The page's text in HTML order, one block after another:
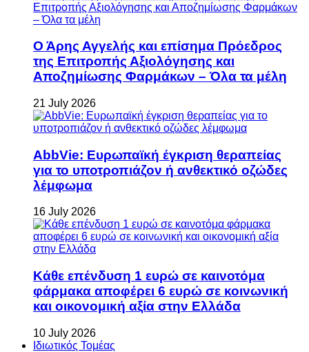
Ο Άρης Αγγελής και επίσημα Πρόεδρος
της Επιτροπής Αξιολόγησης και
Αποζημίωσης Φαρμάκων – Όλα τα μέλη
21 July 2026
AbbVie: Ευρωπαϊκή έγκριση θεραπείας
για το υποτροπιάζον ή ανθεκτικό οζώδες
λέμφωμα
16 July 2026
Κάθε επένδυση 1 ευρώ σε καινοτόμα
φάρμακα αποφέρει 6 ευρώ σε κοινωνική
και οικονομική αξία στην Ελλάδα
10 July 2026
Ιδιωτικός Τομέας